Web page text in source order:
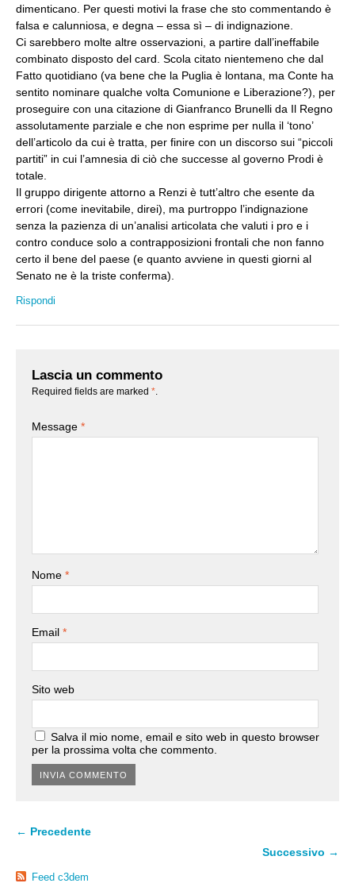
dimenticano. Per questi motivi la frase che sto commentando è
falsa e calunniosa, e degna – essa sì – di indignazione.
Ci sarebbero molte altre osservazioni, a partire dall’ineffabile
combinato disposto del card. Scola citato nientemeno che dal
Fatto quotidiano (va bene che la Puglia è lontana, ma Conte ha
sentito nominare qualche volta Comunione e Liberazione?), per
proseguire con una citazione di Gianfranco Brunelli da Il Regno
assolutamente parziale e che non esprime per nulla il ‘tono’
dell’articolo da cui è tratta, per finire con un discorso sui “piccoli
partiti” in cui l’amnesia di ciò che successe al governo Prodi è
totale.
Il gruppo dirigente attorno a Renzi è tutt’altro che esente da
errori (come inevitabile, direi), ma purtroppo l’indignazione
senza la pazienza di un’analisi articolata che valuti i pro e i
contro conduce solo a contrapposizioni frontali che non fanno
certo il bene del paese (e quanto avviene in questi giorni al
Senato ne è la triste conferma).
Rispondi
Lascia un commento
Required fields are marked *
Message *
Nome *
Email *
Sito web
Salva il mio nome, email e sito web in questo browser
per la prossima volta che commento.
← Precedente
Successivo →
Feed c3dem